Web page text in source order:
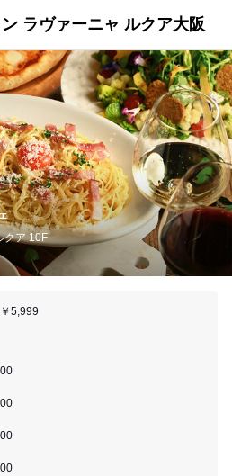
ラヴァーニャ ルクア大阪
クア 10F
5,999